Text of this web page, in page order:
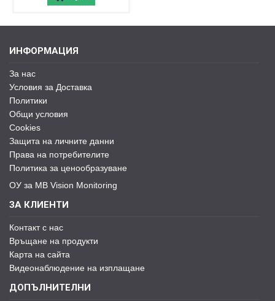
ИНФОРМАЦИЯ
За нас
Условия за Доставка
Политики
Общи условия
Cookies
Защита на личните данни
Права на потребителите
Политика за ценообразуване
ОУ за MB Vision Monitoring
ЗА КЛИЕНТИ
Контакт с нас
Връщане на продукти
Карта на сайта
Видеонаблюдение на изплащане
ДОПЪЛНИТЕЛНИ